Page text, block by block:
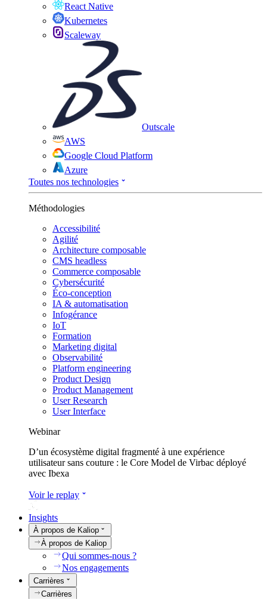
React Native
Kubernetes
Scaleway
Outscale
AWS
Google Cloud Platform
Azure
Toutes nos technologies
Méthodologies
Accessibilité
Agilité
Architecture composable
CMS headless
Commerce composable
Cybersécurité
Éco-conception
IA & automatisation
Infogérance
IoT
Formation
Marketing digital
Observabilité
Platform engineering
Product Design
Product Management
User Research
User Interface
Webinar
D’un écosystème digital fragmenté à une expérience
utilisateur sans couture : le Core Model de Virbac déployé
avec Ibexa
Voir le replay
Insights
À propos de Kaliop
À propos de Kaliop
Qui sommes-nous ?
Nos engagements
Carrières
Carrières